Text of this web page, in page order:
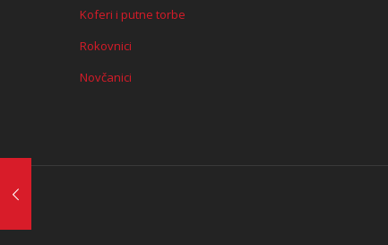
Koferi i putne torbe
Rokovnici
Novčanici